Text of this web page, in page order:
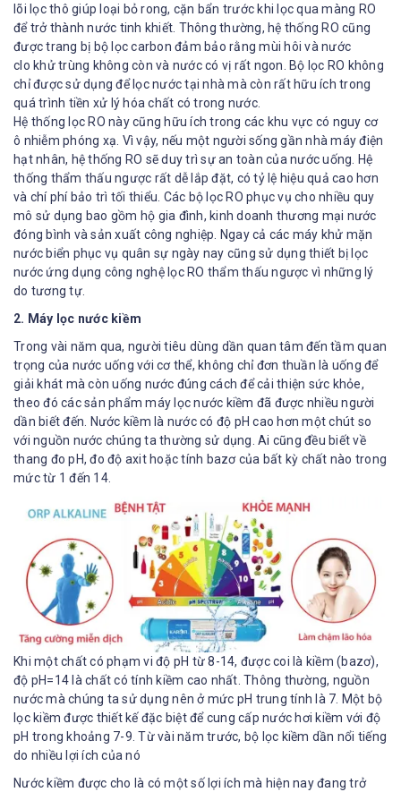
lõi lọc thô giúp loại bỏ rong, cặn bẩn trước khi lọc qua màng RO
để trở thành nước tinh khiết. Thông thường, hệ thống RO cũng
được trang bị bộ lọc carbon đảm bảo rằng mùi hôi và nước
clo khử trùng không còn và nước có vị rất ngon. Bộ lọc RO không
chỉ được sử dụng để lọc nước tại nhà mà còn rất hữu ích trong
quá trình tiền xử lý hóa chất có trong nước.
Hệ thống lọc RO này cũng hữu ích trong các khu vực có nguy cơ
ô nhiễm phóng xạ. Vì vậy, nếu một người sống gần nhà máy điện
hạt nhân, hệ thống RO sẽ duy trì sự an toàn của nước uống. Hệ
thống thẩm thấu ngược rất dễ lắp đặt, có tỷ lệ hiệu quả cao hơn
và chí phí bảo trì tối thiểu. Các bộ lọc RO phục vụ cho nhiều quy
mô sử dụng bao gồm hộ gia đình, kinh doanh thương mại nước
đóng bình và sản xuất công nghiệp. Ngay cả các máy khử mặn
nước biển phục vụ quân sự ngày nay cũng sử dụng thiết bị lọc
nước ứng dụng công nghệ lọc RO thẩm thấu ngược vì những lý
do tương tự.
2. Máy lọc nước kiềm
Trong vài năm qua, người tiêu dùng dần quan tâm đến tầm quan
trọng của nước uống với cơ thể, không chỉ đơn thuần là uống để
giải khát mà còn uống nước đúng cách để cải thiện sức khỏe,
theo đó các sản phẩm máy lọc nước kiềm đã được nhiều người
dần biết đến. Nước kiềm là nước có độ pH cao hơn một chút so
với nguồn nước chúng ta thường sử dụng. Ai cũng đều biết về
thang đo pH, đo độ axit hoặc tính bazơ của bất kỳ chất nào trong
mức từ 1 đến 14.
Khi một chất có phạm vi độ pH từ 8-14, được coi là kiềm (bazơ),
độ pH=14 là chất có tính kiềm cao nhất. Thông thường, nguồn
nước mà chúng ta sử dụng nên ở mức pH trung tính là 7. Một bộ
lọc kiềm được thiết kế đặc biệt để cung cấp nước hơi kiềm với độ
pH trong khoảng 7-9. Từ vài năm trước, bộ lọc kiềm dần nổi tiếng
do nhiều lợi ích của nó
Nước kiềm được cho là có một số lợi ích mà hiện nay đang trở